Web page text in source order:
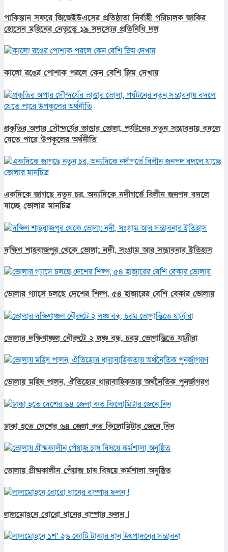
পাকিস্তান সফরে জিজেইউএসের প্রতিষ্ঠাতা নির্বাহী পরিচালক জাকির
হোসেন মহিনের নেতৃত্বে ১৯ সদস্যের প্রতিনিধি দল
কালো রঙের পোশাক পরলে কেন বেশি স্লিম দেখায়
প্রকৃতির অপার সৌন্দর্যের ভাণ্ডার ভোলা, পর্যটনের নতুন সম্ভাবনায় বদলে
যেতে পারে উপকূলের অর্থনীতি
একদিকে জাগছে নতুন চর, অন্যদিকে নদীগর্ভে বিলীন জনপদ বদলে
যাচ্ছে ভোলার মানচিত্র
দক্ষিণ শাহবাজপুর থেকে ভোলা: নদী, সংগ্রাম আর সম্ভাবনার ইতিহাস
ভোলার গ্যাসে চলছে দেশের শিল্প, ৫৪ হাজারের বেশি বেকার ভোলায়
ভোলার দক্ষিণাঞ্চল নৌরুটে ২ লঞ্চ বন্ধ, চরম ভোগান্তিতে যাত্রীরা
ভোলায় মহিষ পালন, ঐতিহ্যের ধারাবাহিকতায় অর্থনৈতিক পুনর্জাগরণ
ঢাকা হতে দেশের ৬৪ জেলা কত কিলোমিটার জেনে নিন
ভোলায় গ্রীষ্মকালীন পেঁয়াজ চাষ বিষয়ে কর্মশালা অনুষ্ঠিত
লালমোহনে বোরো ধানের বাম্পার ফলন !